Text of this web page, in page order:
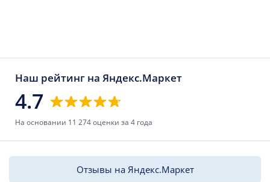
Наш рейтинг на Яндекс.Маркет
4.7
На основании 11 274 оценки за 4 года
Отзывы на Яндекс.Маркет